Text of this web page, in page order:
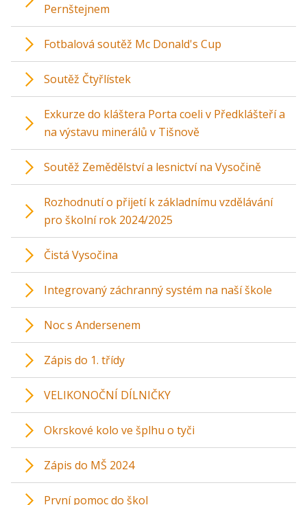
Pernštejnem
Fotbalová soutěž Mc Donald's Cup
Soutěž Čtyřlístek
Exkurze do kláštera Porta coeli v Předklášteří a
na výstavu minerálů v Tišnově
Soutěž Zemědělství a lesnictví na Vysočině
Rozhodnutí o přijetí k základnímu vzdělávání
pro školní rok 2024/2025
Čistá Vysočina
Integrovaný záchranný systém na naší škole
Noc s Andersenem
Zápis do 1. třídy
VELIKONOČNÍ DÍLNIČKY
Okrskové kolo ve šplhu o tyči
Zápis do MŠ 2024
První pomoc do škol